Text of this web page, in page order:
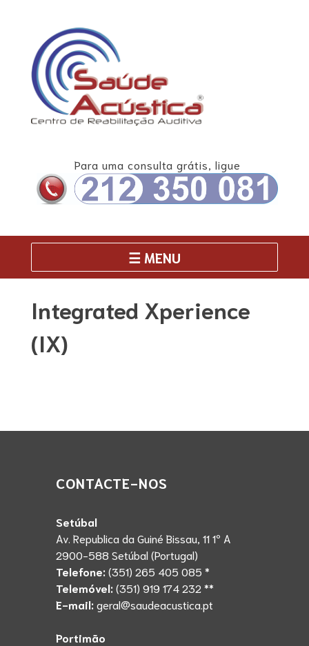
Para uma consulta grátis, ligue
☰ MENU
Integrated Xperience
(IX)
CONTACTE-NOS
Setúbal
Av. Republica da Guiné Bissau, 11 1º A
2900-588 Setúbal (Portugal)
Telefone: (351) 265 405 085 *
Telemóvel: (351) 919 174 232 **
E-mail: geral@saudeacustica.pt
Portimão